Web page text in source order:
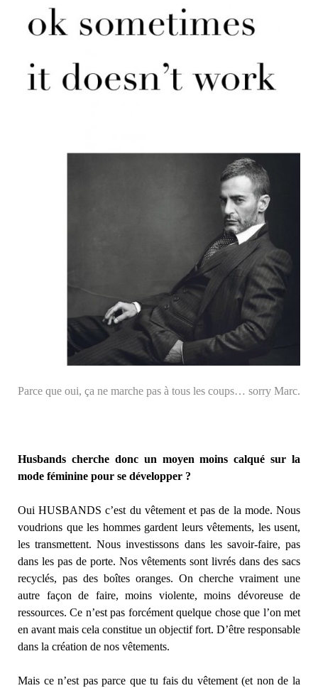
Parce que oui, ça ne marche pas à tous les coups… sorry Marc.
Husbands cherche donc un moyen moins calqué sur la
mode féminine pour se développer ?
Oui HUSBANDS c’est du vêtement et pas de la mode. Nous
voudrions que les hommes gardent leurs vêtements, les usent,
les transmettent. Nous investissons dans les savoir-faire, pas
dans les pas de porte. Nos vêtements sont livrés dans des sacs
recyclés, pas des boîtes oranges. On cherche vraiment une
autre façon de faire, moins violente, moins dévoreuse de
ressources. Ce n’est pas forcément quelque chose que l’on met
en avant mais cela constitue un objectif fort. D’être responsable
dans la création de nos vêtements.
Mais ce n’est pas parce que tu fais du vêtement (et non de la